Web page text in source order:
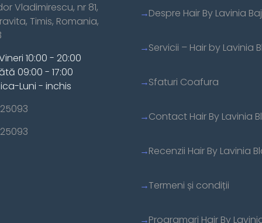
Vladimirescu, nr 81,
Timis, Romania,
10:00 - 20:00
09:00 - 17:00
Luni - inchis
Despre Hair By Lavinia Baj
Servicii – Hair by Lavinia
Sfaturi Coafura
Contact Hair By Lavinia
Recenzii Hair By Lavinia
Termeni și condiții
Programari Hair By